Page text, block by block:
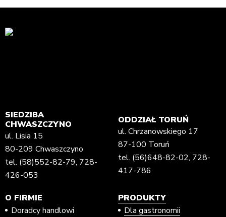
SIEDZIBA
CHWASZCZYNO
ul. Lisia 15
80-209 Chwaszczyno
tel. (58)552-82-79, 728-
426-053
ODDZIAŁ TORUŃ
ul. Chrzanowskiego 17
87-100 Toruń
tel. (56)648-82-02, 728-
417-786
O FIRMIE
Doradcy handlowi
PRODUKTY
Dla gastronomii